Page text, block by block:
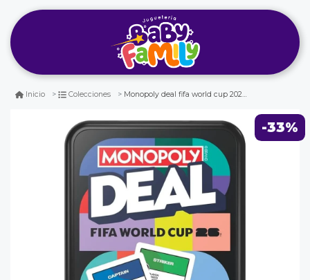
Inicio Colecciones Monopoly deal fifa world cup 2026 - juego de cartas copa mundial
-33%